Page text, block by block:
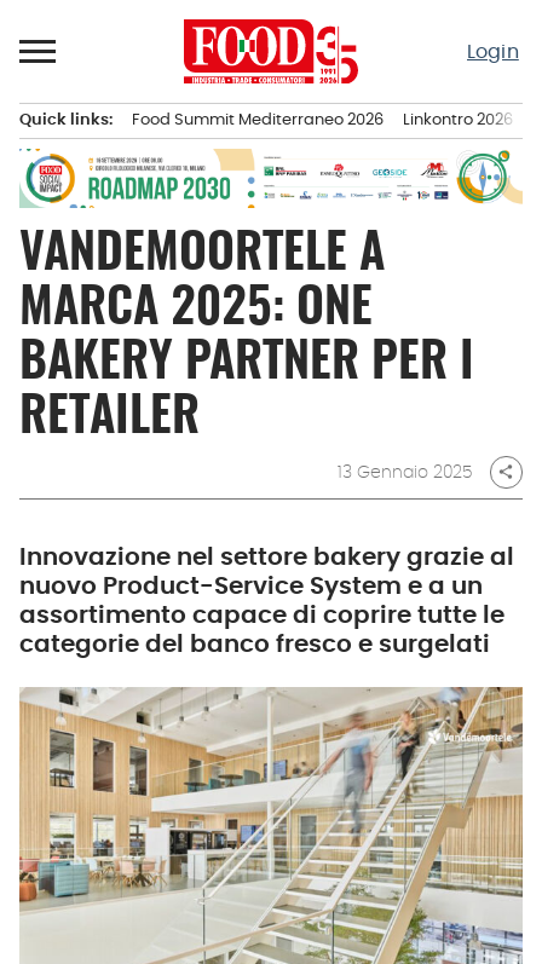
al
Login
principale
Quick links: Food Summit Mediterraneo 2026 Linkontro 2026
VANDEMOORTELE A
MARCA 2025: ONE
BAKERY PARTNER PER I
RETAILER
13 Gennaio 2025 share
Innovazione nel settore bakery grazie al
nuovo Product-Service System e a un
assortimento capace di coprire tutte le
categorie del banco fresco e surgelati